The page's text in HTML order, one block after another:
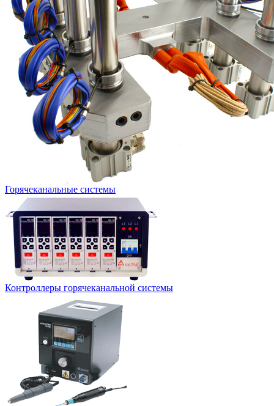
Горячеканальные системы
Контроллеры горячеканальной системы